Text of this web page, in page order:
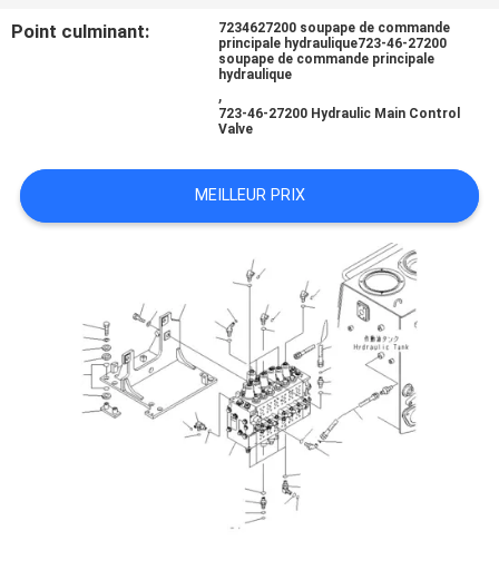
CAS
DEMANDE
SOUMISSION
Point culminant:
7234627200 soupape de commande
principale hydraulique723-46-27200
soupape de commande principale
hydraulique
,
723-46-27200 Hydraulic Main Control
Valve
MEILLEUR PRIX